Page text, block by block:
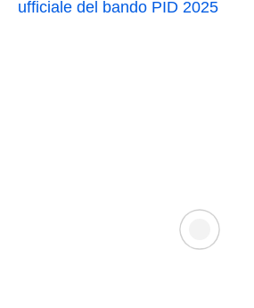
ufficiale del bando PID 2025